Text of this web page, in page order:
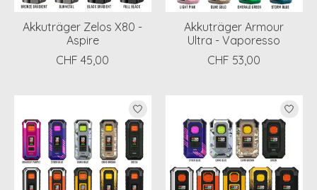
Akkuträger Zelos X80 -
Aspire
CHF 45,00
Akkuträger Armour
Ultra - Vaporesso
CHF 53,00